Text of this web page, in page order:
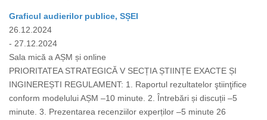
Graficul audierilor publice, SȘEI
26.12.2024
- 27.12.2024
Sala mică a AȘM și online
PRIORITATEA STRATEGICĂ V SECȚIA ȘTIINȚE EXACTE ȘI
INGINEREȘTI REGULAMENT: 1. Raportul rezultatelor ştiinţifice
conform modelului AȘM –10 minute. 2. Întrebări și discuții –5
minute. 3. Prezentarea recenziilor experților –5 minute 26